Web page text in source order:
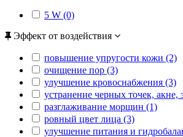
5 W (0)
Эффект от воздействия
повышение упругости кожи (2)
очищение пор (3)
улучшение кровоснабжения (3)
устранение черных точек, акне,
разглаживание морщин (1)
ровный цвет лица (3)
улучшение питания и